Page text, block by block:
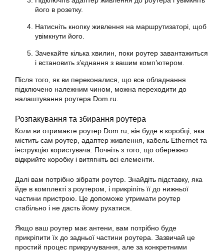
його в розетку.
Натисніть кнопку живлення на маршрутизаторі, щоб
увімкнути його.
Зачекайте кілька хвилин, поки роутер завантажиться
і встановить з’єднання з вашим комп’ютером.
Після того, як ви переконалися, що все обладнання
підключено належним чином, можна переходити до
налаштування роутера Dom.ru.
Розпакування та збирання роутера
Коли ви отримаєте роутер Dom.ru, він буде в коробці, яка
містить сам роутер, адаптер живлення, кабель Ethernet та
інструкцію користувача. Почніть з того, що обережно
відкрийте коробку і витягніть всі елементи.
Далі вам потрібно зібрати роутер. Знайдіть підставку, яка
йде в комплекті з роутером, і прикріпіть її до нижньої
частини пристрою. Це допоможе утримати роутер
стабільно і не дасть йому рухатися.
Якщо ваш роутер має антени, вам потрібно буде
прикріпити їх до задньої частини роутера. Зазвичай це
простий процес прикручування, але за конкретними